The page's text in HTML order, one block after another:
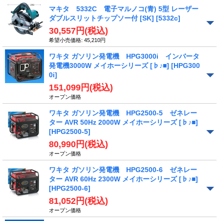
マキタ 5332C 電子マルノコ(青) 5型 レーザー
ダブルスリットチップソー付 [SK] [5332c]
30,557円 (税込)
希望小売価格: 45,210円
ワキタ ガソリン発電機 HPG3000i インバータ
発電機3000W メイホーシリーズ [♭♪■] [HPG300
0i]
151,099円 (税込)
オープン価格
ワキタ ガソリン発電機 HPG2500-5 ゼネレー
ター AVR 50Hz 2000W メイホーシリーズ [♭♪■]
[HPG2500-5]
80,990円 (税込)
オープン価格
ワキタ ガソリン発電機 HPG2500-6 ゼネレー
ター AVR 60Hz 2300W メイホーシリーズ [♭♪■]
[HPG2500-6]
81,052円 (税込)
オープン価格